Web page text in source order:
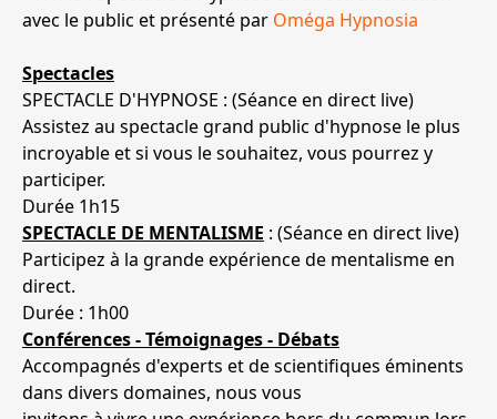
avec le public et présenté par Oméga Hypnosia
Spectacles
SPECTACLE D'HYPNOSE : (Séance en direct live)
Assistez au spectacle grand public d'hypnose le plus
incroyable et si vous le souhaitez, vous pourrez y
participer.
Durée 1h15
SPECTACLE DE MENTALISME : (Séance en direct live)
Participez à la grande expérience de mentalisme en
direct.
Durée : 1h00
Conférences - Témoignages - Débats
Accompagnés d'experts et de scientifiques éminents
dans divers domaines, nous vous